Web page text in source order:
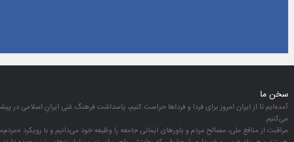
سخن ما
آمده‌ایم تا از ایران امروز برای فردا و فرداها حراست كنیم، پاسداشت فرهنگ غنی ایرانِ اسلامی در
می‌كنیم.
مراقبت از منافع ملی، مصالح مردم و باورهای ایمانی جامعه را وظیفه خود می‌دانیم و با رویكرد